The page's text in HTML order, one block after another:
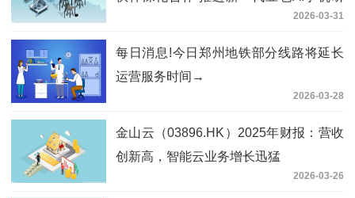
2026-03-31
每日消息!今日郑州地铁部分线路将延长
运营服务时间→
2026-03-28
金山云（03896.HK）2025年财报：营收
创新高，智能云业务增长迅猛
2026-03-26